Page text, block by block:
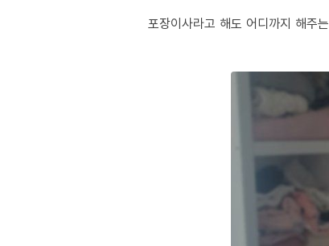
포장이사라고 해도 어디까지 해주